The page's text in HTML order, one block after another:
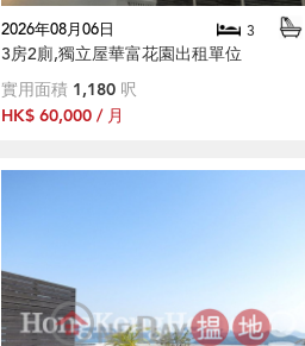
2026年08月06日 3
3房2廁,獨立屋華富花園出租單位
實用面積 1,180 呎
HK$ 60,000 / 月